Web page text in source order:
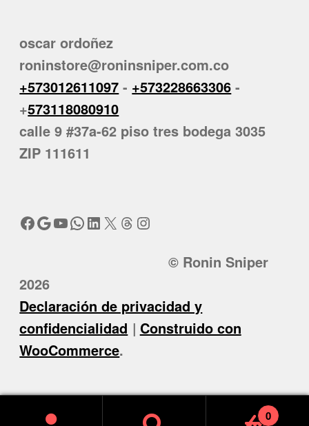
oscar ordoñez
roninstore@roninsniper.com.co
+573012611097 - +573228663306 -
+573118080910
calle 9 #37a-62 piso tres bodega 3035
ZIP 111611
Facebook
Google
YouTube
WhatsApp
LinkedIn
X Threads
Instagram
© Ronin Sniper
2026
Declaración de privacidad y
confidencialidad
Construido con
WooCommerce.
0